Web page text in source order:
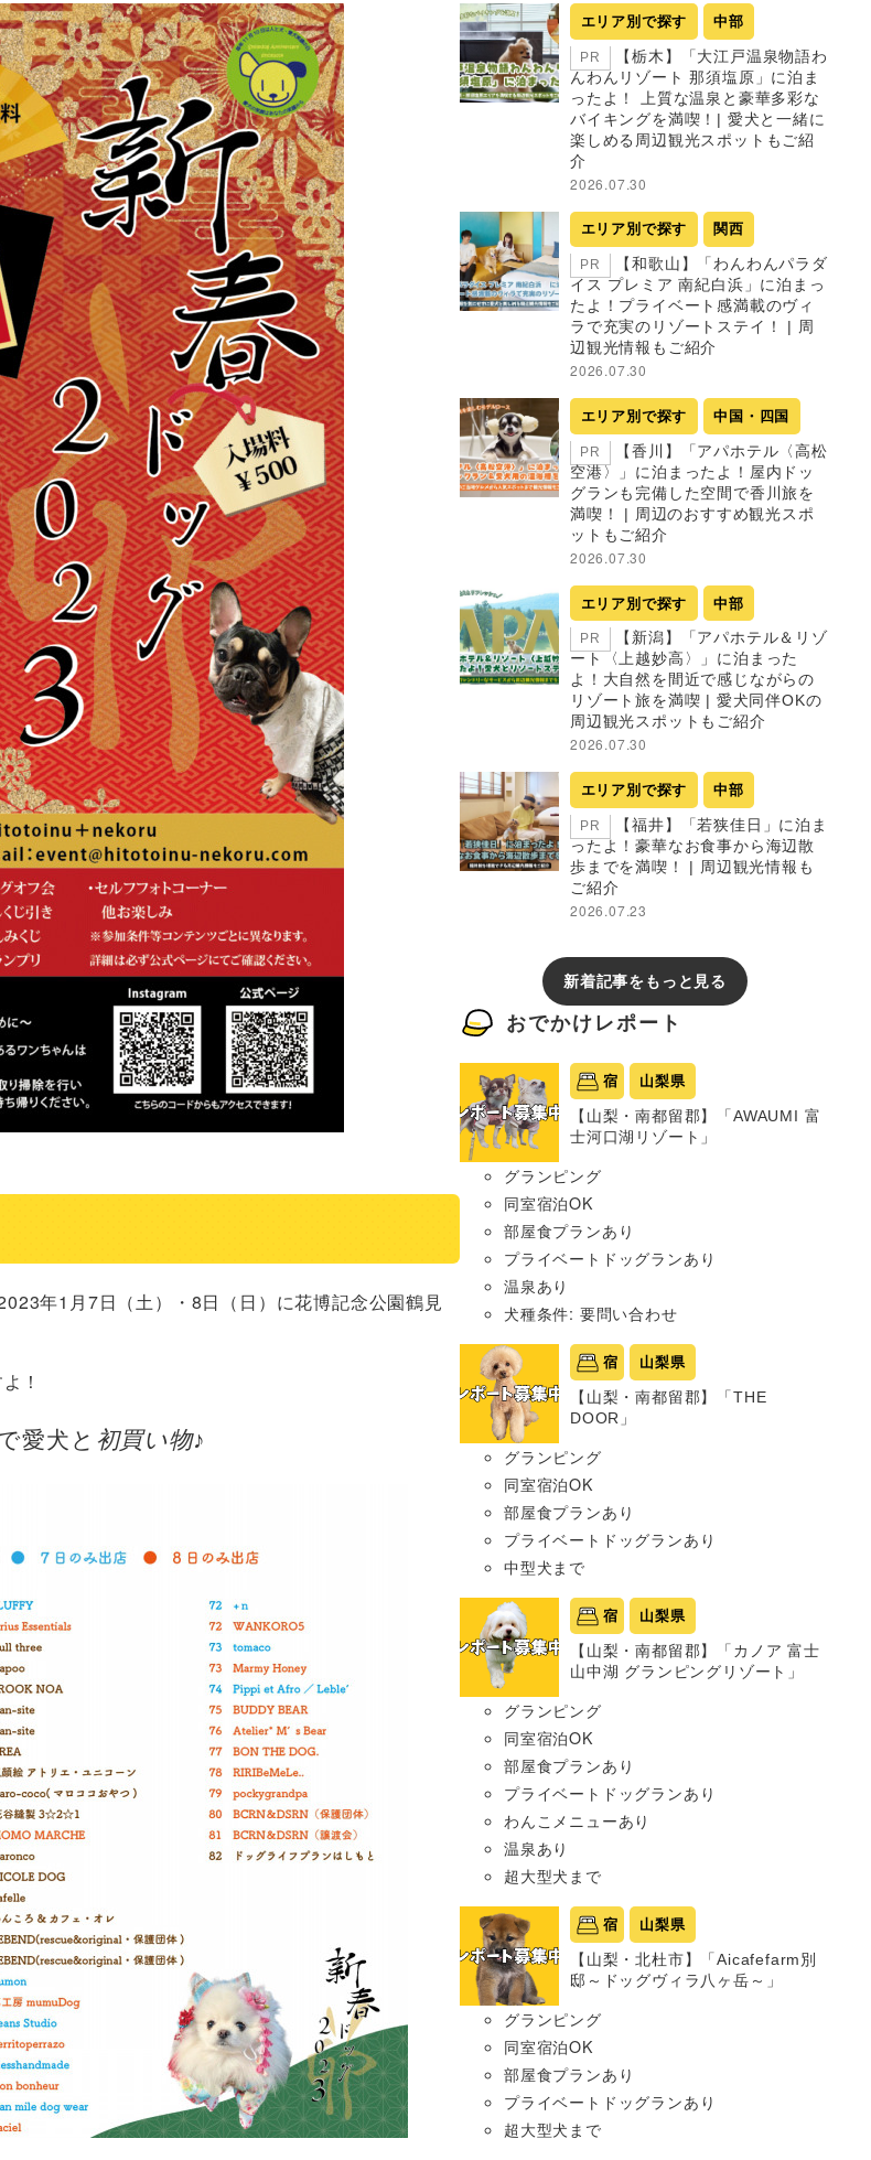
年1月7日（土）・8日（日）に花博記念公園鶴⾒
！
愛犬と 初買い物♪
エリア別で探す 中部
PR
【栃木】「大江戸温泉物語わ
んわんリゾート 那須塩原」に泊ま
ったよ！ 上質な温泉と豪華多彩な
バイキングを満喫！| 愛犬と一緒に
楽しめる周辺観光スポットもご紹
介
2026.07.30
エリア別で探す 関西
PR
【和歌山】「わんわんパラダ
イス プレミア 南紀白浜」に泊まっ
たよ！プライベート感満載のヴィ
ラで充実のリゾートステイ！ | 周
辺観光情報もご紹介
2026.07.30
エリア別で探す 中国・四国
PR
【香川】「アパホテル〈高松
空港〉」に泊まったよ！屋内ドッ
グランも完備した空間で香川旅を
満喫！ | 周辺のおすすめ観光スポ
ットもご紹介
2026.07.30
エリア別で探す 中部
PR
【新潟】「アパホテル＆リゾ
ート〈上越妙高〉」に泊まった
よ！大自然を間近で感じながらの
リゾート旅を満喫 | 愛犬同伴OKの
周辺観光スポットもご紹介
2026.07.30
エリア別で探す 中部
PR
【福井】「若狭佳日」に泊ま
ったよ！豪華なお食事から海辺散
歩までを満喫！ | 周辺観光情報も
ご紹介
2026.07.23
新着記事をもっと見る
おでかけレポート
宿 山梨県
【山梨・南都留郡】「AWAUMI 富
士河口湖リゾート」
グランピング
同室宿泊OK
部屋食プランあり
プライベートドッグランあり
温泉あり
犬種条件: 要問い合わせ
宿 山梨県
【山梨・南都留郡】「THE
DOOR」
グランピング
同室宿泊OK
部屋食プランあり
プライベートドッグランあり
中型犬まで
宿 山梨県
【山梨・南都留郡】「カノア 富士
山中湖 グランピングリゾート」
グランピング
同室宿泊OK
部屋食プランあり
プライベートドッグランあり
わんこメニューあり
温泉あり
超大型犬まで
宿 山梨県
【山梨・北杜市】「Aicafefarm別
邸～ドッグヴィラ八ヶ岳～」
グランピング
同室宿泊OK
部屋食プランあり
プライベートドッグランあり
超大型犬まで